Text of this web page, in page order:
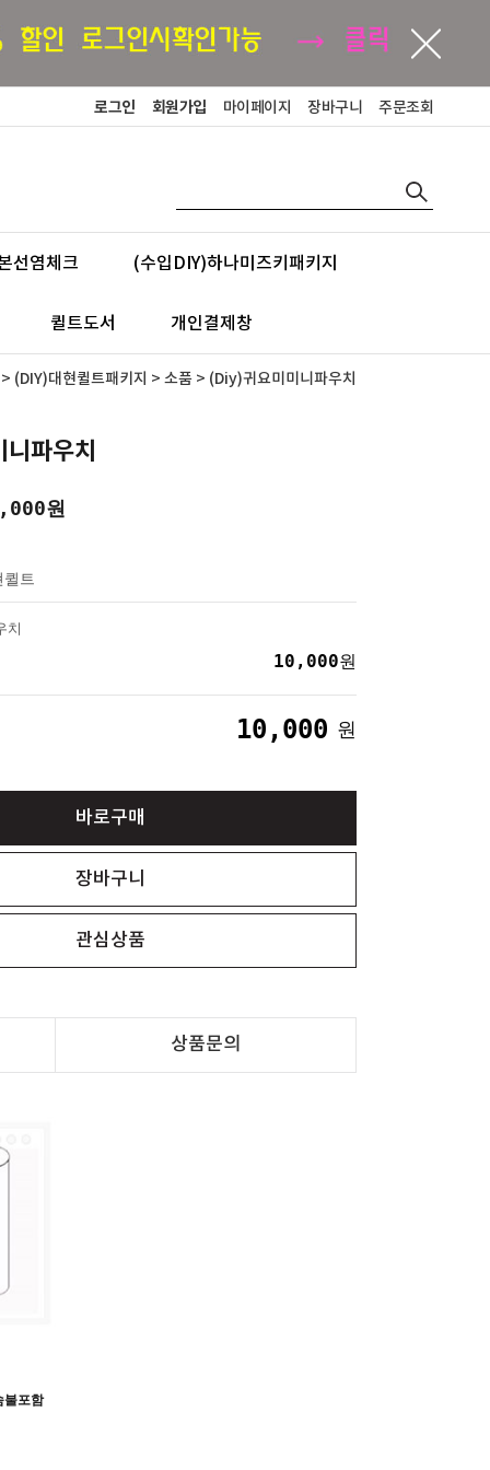
로그인 회원가입 마이페이지 장바구니 주문조회
선염체크 (수입DIY)하나미즈키패키지
퀼트도서 개인결제창
(DIY)대현퀼트패키지 > 소품 > (Diy)귀요미미니파우치
파우치
원
퀼트
치
10,000원
10,000 원
바로구매
장바구니
관심상품
상품문의
포함